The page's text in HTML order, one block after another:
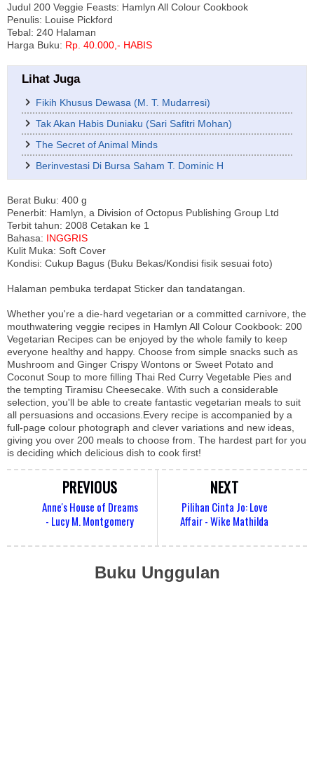
Judul 200 Veggie Feasts: Hamlyn All Colour Cookbook
Penulis: Louise Pickford
Tebal: 240 Halaman
Harga Buku: Rp. 40.000,- HABIS
Lihat Juga
Fikih Khusus Dewasa (M. T. Mudarresi)
Tak Akan Habis Duniaku (Sari Safitri Mohan)
The Secret of Animal Minds
Berinvestasi Di Bursa Saham T. Dominic H
Berat Buku: 400 g
Penerbit: Hamlyn, a Division of Octopus Publishing Group Ltd
Terbit tahun: 2008 Cetakan ke 1
Bahasa: INGGRIS
Kulit Muka: Soft Cover
Kondisi: Cukup Bagus (Buku Bekas/Kondisi fisik sesuai foto)
Halaman pembuka terdapat Sticker dan tandatangan.
Whether you're a die-hard vegetarian or a committed carnivore, the
mouthwatering veggie recipes in Hamlyn All Colour Cookbook: 200
Vegetarian Recipes can be enjoyed by the whole family to keep
everyone healthy and happy. Choose from simple snacks such as
Mushroom and Ginger Crispy Wontons or Sweet Potato and
Coconut Soup to more filling Thai Red Curry Vegetable Pies and
the tempting Tiramisu Cheesecake. With such a considerable
selection, you'll be able to create fantastic vegetarian meals to suit
all persuasions and occasions.Every recipe is accompanied by a
full-page colour photograph and clever variations and new ideas,
giving you over 200 meals to choose from. The hardest part for you
is deciding which delicious dish to cook first!
NEXT
Pilihan Cinta Jo: Love
Affair - Wike Mathilda
PREVIOUS
Anne's House of Dreams
- Lucy M. Montgomery
Buku Unggulan